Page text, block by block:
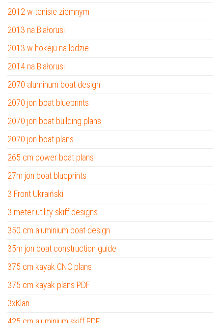
2012 w tenisie ziemnym
2013 na Białorusi
2013 w hokeju na lodzie
2014 na Białorusi
2070 aluminum boat design
2070 jon boat blueprints
2070 jon boat building plans
2070 jon boat plans
265 cm power boat plans
27m jon boat blueprints
3 Front Ukraiński
3 meter utility skiff designs
350 cm aluminium boat design
35m jon boat construction guide
375 cm kayak CNC plans
375 cm kayak plans PDF
3xKlan